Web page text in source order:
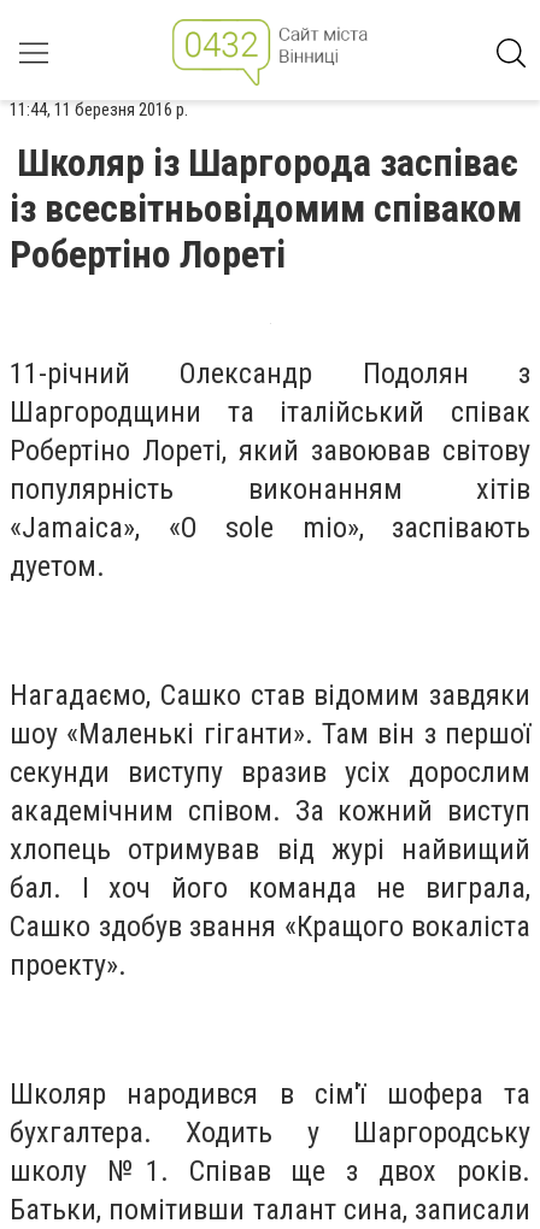
11:44, 11 березня 2016 р.
Школяр із Шаргорода заспіває
із всесвітньовідомим співаком
Робертіно Лореті
11-річний Олександр Подолян з
Шаргородщини та італійський співак
Робертіно Лореті, який завоював світову
популярність виконанням хітів
«Jamaica», «О sole mio», заспівають
дуетом.
Нагадаємо, Сашко став відомим завдяки
шоу «Маленькі гіганти». Там він з першої
секунди виступу вразив усіх дорослим
академічним співом. За кожний виступ
хлопець отримував від журі найвищий
бал. І хоч його команда не виграла,
Сашко здобув звання «Кращого вокаліста
проекту».
Школяр народився в сім'ї шофера та
бухгалтера. Ходить у Шаргородську
школу №1. Співав ще з двох років.
Батьки, помітивши талант сина, записали